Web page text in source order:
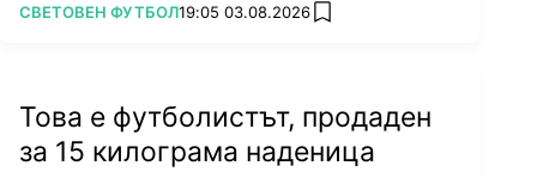
ПОВЕЧЕ ОТ
СВЕТОВЕН ФУТБОЛ19:05 03.08.2026 add favorites
Това е футболистът, продаден
за 15 килограма наденица